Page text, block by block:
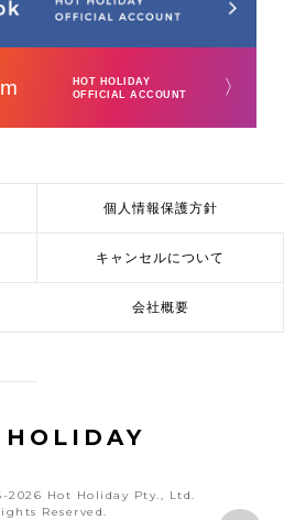
HOT HOLIDAY
OFFICIAL ACCOUNT
〉
個人情報保護方針
キャンセルについて
会社概要
HOLIDAY
2026 Hot Holiday Pty., Ltd.
Reserved.